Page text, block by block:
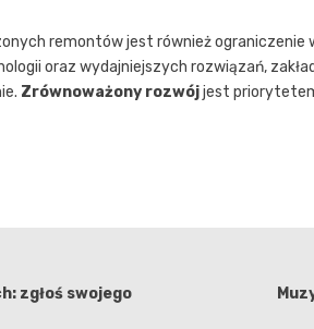
remontów jest również ograniczenie
oraz wydajniejszych rozwiązań,
Zrównoważony rozwójjest
zgłoś swojego